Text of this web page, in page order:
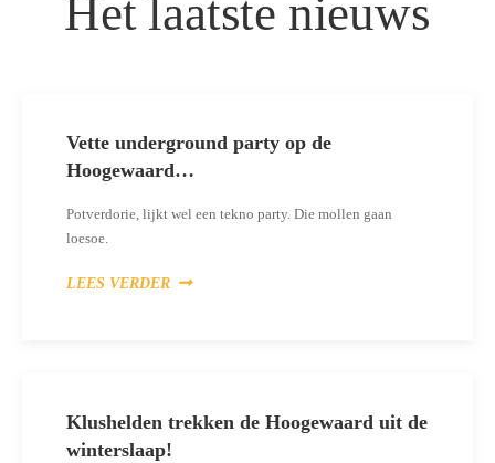
Het laatste nieuws
Vette underground party op de
Hoogewaard…
Potverdorie, lijkt wel een tekno party. Die mollen gaan
loesoe.
LEES VERDER
Klushelden trekken de Hoogewaard uit de
winterslaap!